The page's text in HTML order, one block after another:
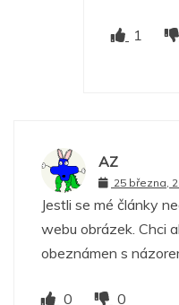
1
AZ
25 března,
Jestli se mé články
webu obrázek. Chci
obeznámen s
0 0